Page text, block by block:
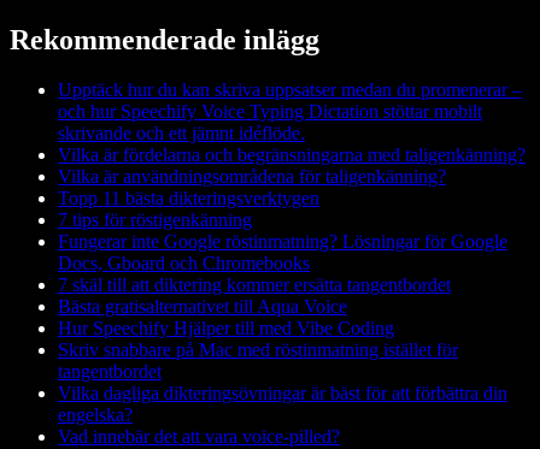
Rekommenderade inlägg
Upptäck hur du kan skriva uppsatser medan du promenerar –
och hur Speechify Voice Typing Dictation stöttar mobilt
skrivande och ett jämnt idéflöde.
Vilka är fördelarna och begränsningarna med taligenkänning?
Vilka är användningsområdena för taligenkänning?
Topp 11 bästa dikteringsverktygen
7 tips för röstigenkänning
Fungerar inte Google röstinmatning? Lösningar för Google
Docs, Gboard och Chromebooks
7 skäl till att diktering kommer ersätta tangentbordet
Bästa gratisalternativet till Aqua Voice
Hur Speechify Hjälper till med Vibe Coding
Skriv snabbare på Mac med röstinmatning istället för
tangentbordet
Vilka dagliga dikteringsövningar är bäst för att förbättra din
engelska?
Vad innebär det att vara voice-pilled?